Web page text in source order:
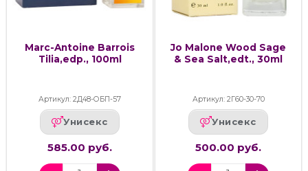
Marc-Antoine Barrois
Tilia,edp., 100ml
Артикул: 2Д48-ОБП-57
Унисекс
585.00 руб.
Jo Malone Wood Sage
& Sea Salt,edt., 30ml
Артикул: 2Г60-30-70
Унисекс
500.00 руб.